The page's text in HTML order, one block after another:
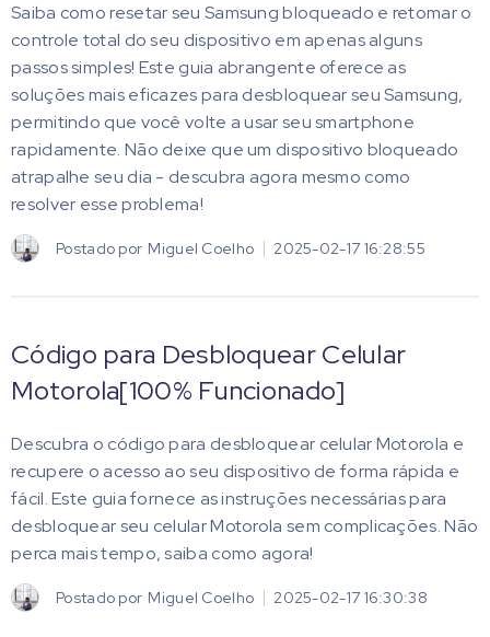
Saiba como resetar seu Samsung bloqueado e retomar o
controle total do seu dispositivo em apenas alguns
passos simples! Este guia abrangente oferece as
soluções mais eficazes para desbloquear seu Samsung,
permitindo que você volte a usar seu smartphone
rapidamente. Não deixe que um dispositivo bloqueado
atrapalhe seu dia - descubra agora mesmo como
resolver esse problema!
Postado por Miguel Coelho 2025-02-17 16:28:55
Código para Desbloquear Celular
Motorola[100% Funcionado]
Descubra o código para desbloquear celular Motorola e
recupere o acesso ao seu dispositivo de forma rápida e
fácil. Este guia fornece as instruções necessárias para
desbloquear seu celular Motorola sem complicações. Não
perca mais tempo, saiba como agora!
Postado por Miguel Coelho 2025-02-17 16:30:38